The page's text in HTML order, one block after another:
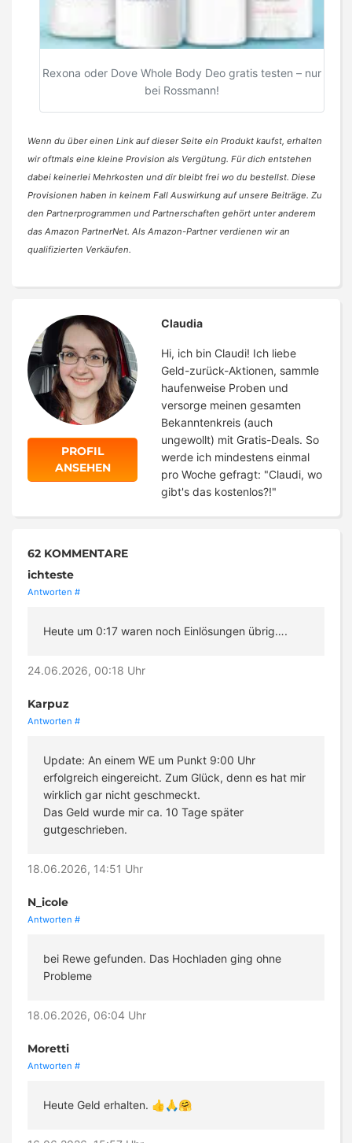
Rexona oder Dove Whole Body Deo gratis testen – nur
bei Rossmann!
Wenn du über einen Link auf dieser Seite ein Produkt kaufst, erhalten
wir oftmals eine kleine Provision als Vergütung. Für dich entstehen
dabei keinerlei Mehrkosten und dir bleibt frei wo du bestellst. Diese
Provisionen haben in keinem Fall Auswirkung auf unsere Beiträge. Zu
den Partnerprogrammen und Partnerschaften gehört unter anderem
das Amazon PartnerNet. Als Amazon-Partner verdienen wir an
qualifizierten Verkäufen.
PROFIL
ANSEHEN
Claudia
Hi, ich bin Claudi! Ich liebe
Geld-zurück-Aktionen, sammle
haufenweise Proben und
versorge meinen gesamten
Bekanntenkreis (auch
ungewollt) mit Gratis-Deals. So
werde ich mindestens einmal
pro Woche gefragt: "Claudi, wo
gibt's das kostenlos?!"
62 KOMMENTARE
ichteste
Antworten #
Heute um 0:17 waren noch Einlösungen übrig….
24.06.2026, 00:18 Uhr
Karpuz
Antworten #
Update: An einem WE um Punkt 9:00 Uhr
erfolgreich eingereicht. Zum Glück, denn es hat mir
wirklich gar nicht geschmeckt.
Das Geld wurde mir ca. 10 Tage später
gutgeschrieben.
18.06.2026, 14:51 Uhr
N_icole
Antworten #
bei Rewe gefunden. Das Hochladen ging ohne
Probleme
18.06.2026, 06:04 Uhr
Moretti
Antworten #
Heute Geld erhalten. 👍🙏🤗